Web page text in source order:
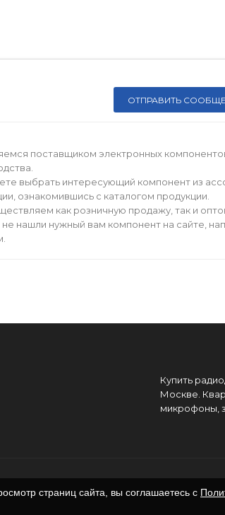
поставщиком электронных
выбрать интересующий компонент из
ознакомившись с каталогом продукции.
как розничную продажу, так и
не нашли нужный вам компонент на сайте,
Купить
Москве.
микрофоны,
страниц сайта, вы соглашаетесь с